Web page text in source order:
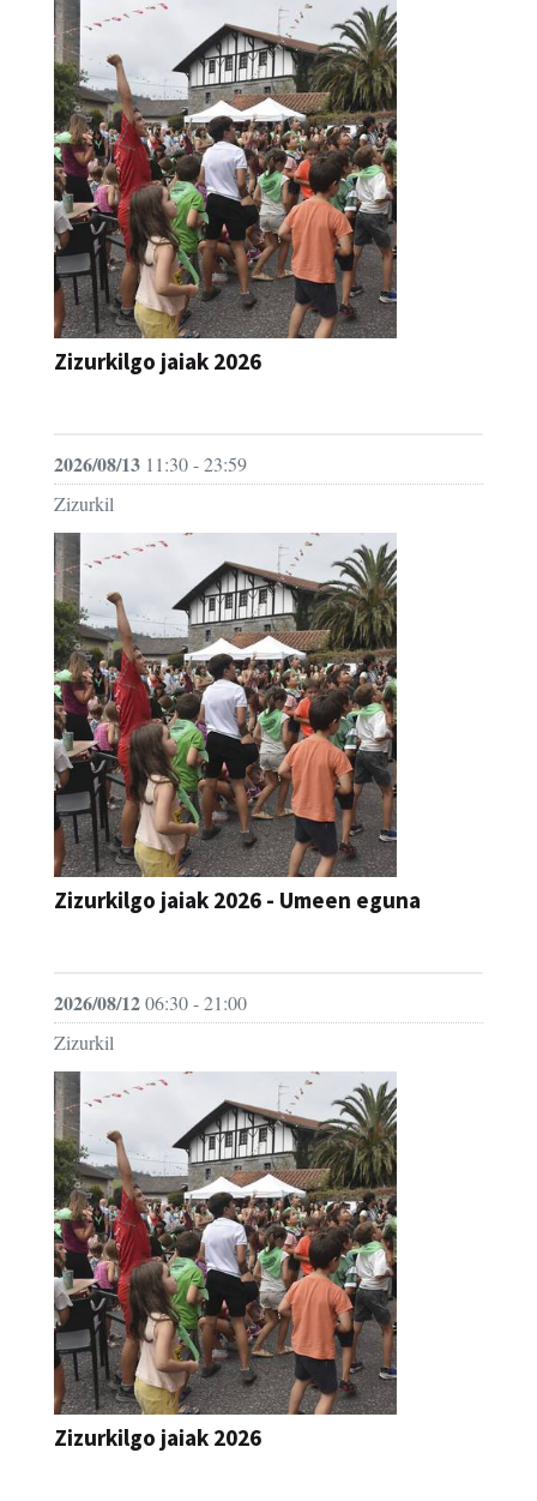
Zizurkilgo jaiak 2026
Zizurkilgo jaiak 2026 - Umeen eguna
Zizurkilgo jaiak 2026